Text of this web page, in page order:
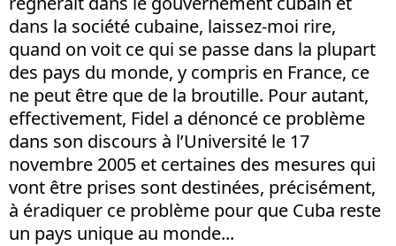
dans la société cubaine, laissez-moi rire,
quand on voit ce qui se passe dans la plupart
des pays du monde, y compris en France, ce
ne peut être que de la broutille. Pour autant,
effectivement, Fidel a dénoncé ce problème
dans son discours à l’Université le 17
novembre 2005 et certaines des mesures qui
vont être prises sont destinées, précisément,
à éradiquer ce problème pour que Cuba reste
un pays unique au monde...